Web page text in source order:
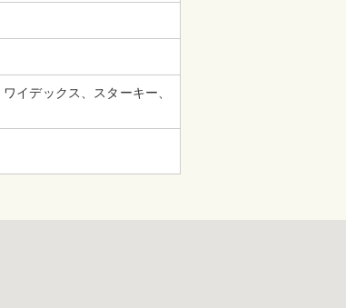
イデックス、スターキー、